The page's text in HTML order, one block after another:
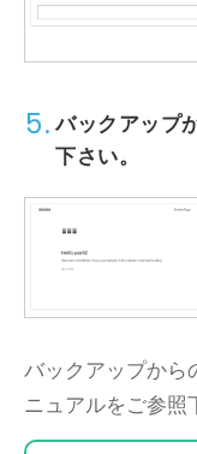
5. バックアップ
下さい。
バックアップから
ニュアルをご参照